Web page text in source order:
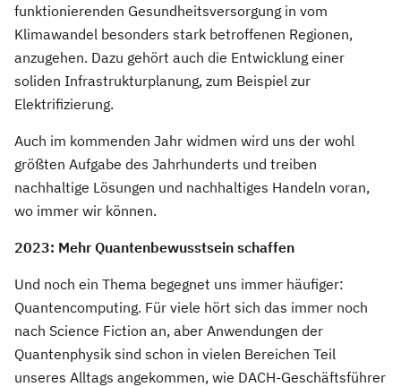
funktionierenden Gesundheitsversorgung in vom
Klimawandel besonders stark betroffenen Regionen,
anzugehen. Dazu gehört auch die Entwicklung einer
soliden Infrastrukturplanung, zum Beispiel zur
Elektrifizierung.
Auch im kommenden Jahr widmen wird uns der wohl
größten Aufgabe des Jahrhunderts und treiben
nachhaltige Lösungen und nachhaltiges Handeln voran,
wo immer wir können.
2023: Mehr Quantenbewusstsein schaffen
Und noch ein Thema begegnet uns immer häufiger:
Quantencomputing. Für viele hört sich das immer noch
nach Science Fiction an, aber Anwendungen der
Quantenphysik sind schon in vielen Bereichen Teil
unseres Alltags angekommen, wie DACH-Geschäftsführer